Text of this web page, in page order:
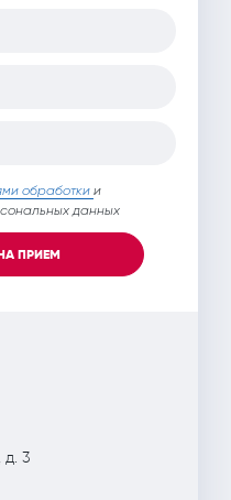
обработки и
данных
ПРИЕМ
д. 3